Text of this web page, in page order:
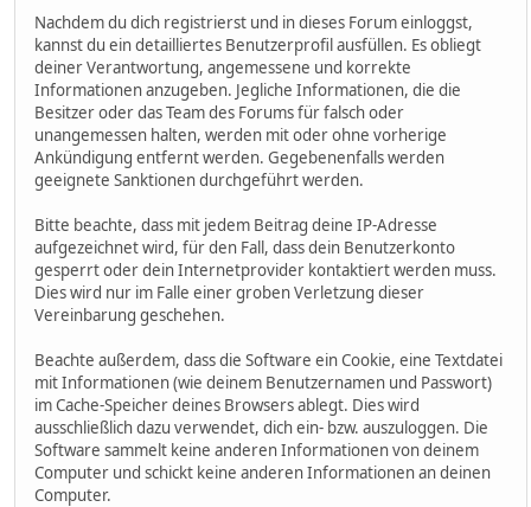
Nachdem du dich registrierst und in dieses Forum einloggst,
kannst du ein detailliertes Benutzerprofil ausfüllen. Es obliegt
deiner Verantwortung, angemessene und korrekte
Informationen anzugeben. Jegliche Informationen, die die
Besitzer oder das Team des Forums für falsch oder
unangemessen halten, werden mit oder ohne vorherige
Ankündigung entfernt werden. Gegebenenfalls werden
geeignete Sanktionen durchgeführt werden.
Bitte beachte, dass mit jedem Beitrag deine IP-Adresse
aufgezeichnet wird, für den Fall, dass dein Benutzerkonto
gesperrt oder dein Internetprovider kontaktiert werden muss.
Dies wird nur im Falle einer groben Verletzung dieser
Vereinbarung geschehen.
Beachte außerdem, dass die Software ein Cookie, eine Textdatei
mit Informationen (wie deinem Benutzernamen und Passwort)
im Cache-Speicher deines Browsers ablegt. Dies wird
ausschließlich dazu verwendet, dich ein- bzw. auszuloggen. Die
Software sammelt keine anderen Informationen von deinem
Computer und schickt keine anderen Informationen an deinen
Computer.